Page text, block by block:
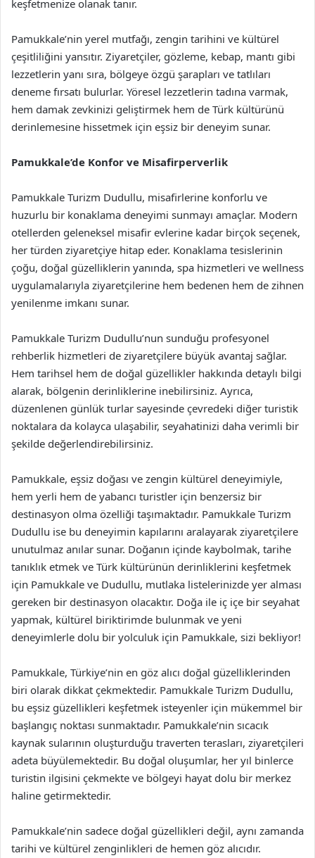
keşfetmenize olanak tanır.
Pamukkale’nin yerel mutfağı, zengin tarihini ve kültürel
çeşitliliğini yansıtır. Ziyaretçiler, gözleme, kebap, mantı gibi
lezzetlerin yanı sıra, bölgeye özgü şarapları ve tatlıları
deneme fırsatı bulurlar. Yöresel lezzetlerin tadına varmak,
hem damak zevkinizi geliştirmek hem de Türk kültürünü
derinlemesine hissetmek için eşsiz bir deneyim sunar.
Pamukkale’de Konfor ve Misafirperverlik
Pamukkale Turizm Dudullu, misafirlerine konforlu ve
huzurlu bir konaklama deneyimi sunmayı amaçlar. Modern
otellerden geleneksel misafir evlerine kadar birçok seçenek,
her türden ziyaretçiye hitap eder. Konaklama tesislerinin
çoğu, doğal güzelliklerin yanında, spa hizmetleri ve wellness
uygulamalarıyla ziyaretçilerine hem bedenen hem de zihnen
yenilenme imkanı sunar.
Pamukkale Turizm Dudullu’nun sunduğu profesyonel
rehberlik hizmetleri de ziyaretçilere büyük avantaj sağlar.
Hem tarihsel hem de doğal güzellikler hakkında detaylı bilgi
alarak, bölgenin derinliklerine inebilirsiniz. Ayrıca,
düzenlenen günlük turlar sayesinde çevredeki diğer turistik
noktalara da kolayca ulaşabilir, seyahatinizi daha verimli bir
şekilde değerlendirebilirsiniz.
Pamukkale, eşsiz doğası ve zengin kültürel deneyimiyle,
hem yerli hem de yabancı turistler için benzersiz bir
destinasyon olma özelliği taşımaktadır. Pamukkale Turizm
Dudullu ise bu deneyimin kapılarını aralayarak ziyaretçilere
unutulmaz anılar sunar. Doğanın içinde kaybolmak, tarihe
tanıklık etmek ve Türk kültürünün derinliklerini keşfetmek
için Pamukkale ve Dudullu, mutlaka listelerinizde yer alması
gereken bir destinasyon olacaktır. Doğa ile iç içe bir seyahat
yapmak, kültürel biriktirimde bulunmak ve yeni
deneyimlerle dolu bir yolculuk için Pamukkale, sizi bekliyor!
Pamukkale, Türkiye’nin en göz alıcı doğal güzelliklerinden
biri olarak dikkat çekmektedir. Pamukkale Turizm Dudullu,
bu eşsiz güzellikleri keşfetmek isteyenler için mükemmel bir
başlangıç noktası sunmaktadır. Pamukkale’nin sıcacık
kaynak sularının oluşturduğu traverten terasları, ziyaretçileri
adeta büyülemektedir. Bu doğal oluşumlar, her yıl binlerce
turistin ilgisini çekmekte ve bölgeyi hayat dolu bir merkez
haline getirmektedir.
Pamukkale’nin sadece doğal güzellikleri değil, aynı zamanda
tarihi ve kültürel zenginlikleri de hemen göz alıcıdır.